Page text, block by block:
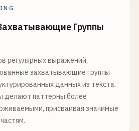
Группы
регулярных выражений,
захватывающие группы
данных из текста.
делают паттерны более
присваивая значимые